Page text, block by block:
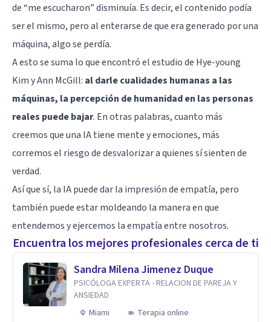
de “me escucharon” disminuía. Es decir, el contenido podía
ser el mismo, pero al enterarse de que era generado por una
máquina, algo se perdía.
A esto se suma lo que encontró el estudio de Hye-young
Kim y Ann McGill: al darle cualidades humanas a las
máquinas, la percepción de humanidad en las personas
reales puede bajar. En otras palabras, cuanto más
creemos que una IA tiene mente y emociones, más
corremos el riesgo de desvalorizar a quienes sí sienten de
verdad.
Así que sí, la IA puede dar la impresión de empatía, pero
también puede estar moldeando la manera en que
entendemos y ejercemos la empatía entre nosotros.
Encuentra los mejores profesionales cerca de ti
Sandra Milena Jimenez Duque
PSICÓLOGA EXPERTA - RELACION DE PAREJA Y
ANSIEDAD
Miami
Terapia online